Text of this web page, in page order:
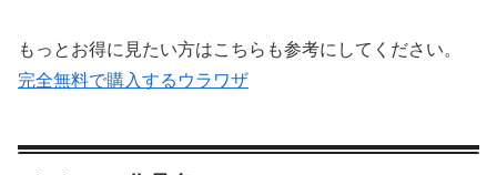
もっとお得に見たい方はこちらも参考にしてください。
完全無料で購入するウラワザ